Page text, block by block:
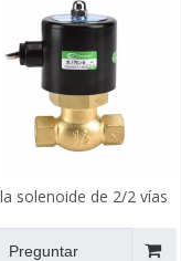
solenoide de 2/2 vías
Preguntar